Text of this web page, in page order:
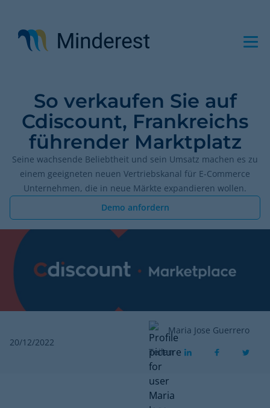
Inhalt
So verkaufen Sie auf
Cdiscount, Frankreichs
führender Marktplatz
Seine wachsende Beliebtheit und sein Umsatz machen es zu
einem geeigneten neuen Vertriebskanal für E-Commerce
Unternehmen, die in neue Märkte expandieren wollen.
Demo anfordern
20/12/2022
Maria Jose Guerrero
Teilen